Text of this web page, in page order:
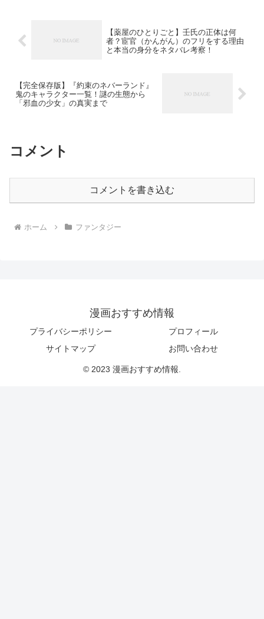
【薬屋のひとりごと】壬氏の正体は何
者？宦官（かんがん）のフリをする理由
と本当の身分をネタバレ考察！
【完全保存版】『約束のネバーランド』
鬼のキャラクター一覧！謎の生態から
「邪血の少女」の真実まで
コメント
コメントを書き込む
ホーム ファンタジー
漫画おすすめ情報
プライバシーポリシー
プロフィール
サイトマップ
お問い合わせ
© 2023 漫画おすすめ情報.